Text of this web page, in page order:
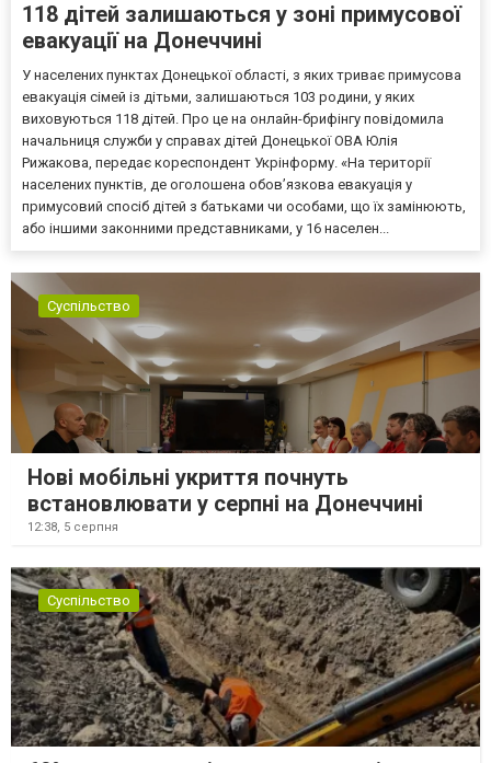
118 дітей залишаються у зоні примусової
евакуації на Донеччині
У населених пунктах Донецької області, з яких триває примусова
евакуація сімей із дітьми, залишаються 103 родини, у яких
виховуються 118 дітей. Про це на онлайн-брифінгу повідомила
начальниця служби у справах дітей Донецької ОВА Юлія
Рижакова, передає кореспондент Укрінформу. «На території
населених пунктів, де оголошена обов’язкова евакуація у
примусовий спосіб дітей з батьками чи особами, що їх замінюють,
або іншими законними представниками, у 16 населен...
Суспільство
Нові мобільні укриття почнуть
встановлювати у серпні на Донеччині
12:38, 5 серпня
Суспільство